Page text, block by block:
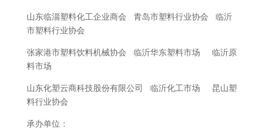
山东临淄塑料化工企业商会 青岛市塑料行业协会 临沂
市塑料行业协会
张家港市塑料饮料机械协会 临沂华东塑料市场 临沂原
料市场
山东化塑云商科技股份有限公司 临沂化工市场 昆山塑
料行业协会
承办单位：